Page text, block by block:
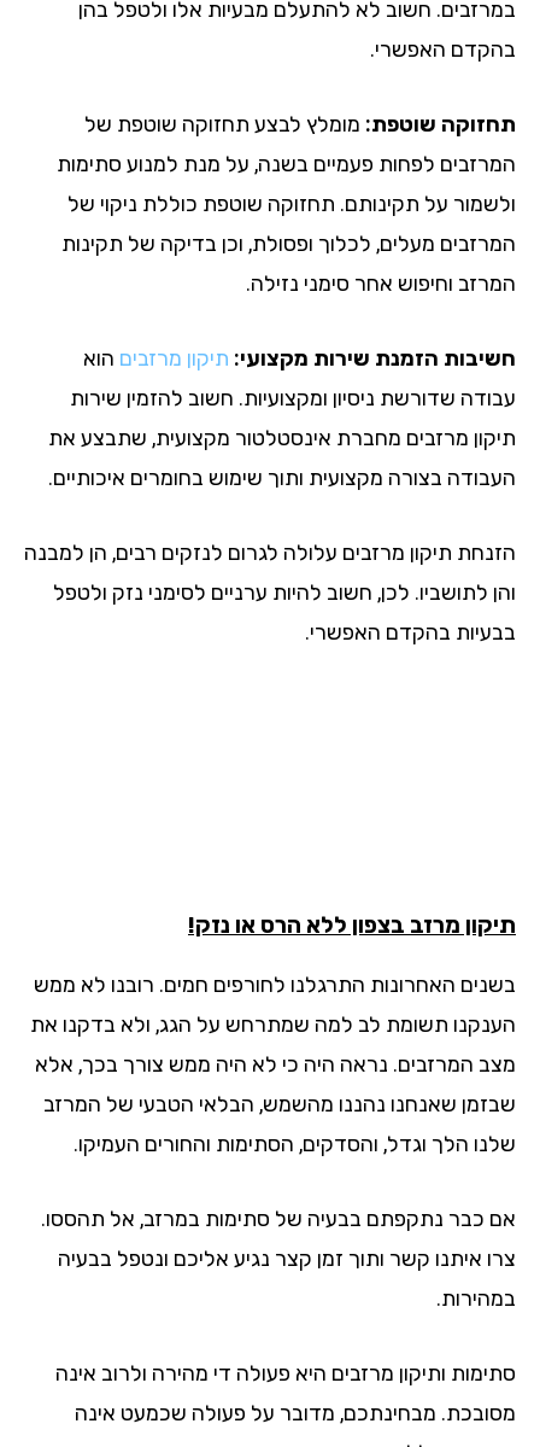
חשוב לא להתעלם מבעיות אלו ולטפל בהן
האפשרי.
שוטפת:מומלץ לבצע תחזוקה שוטפת של
לפחות פעמיים בשנה, על מנת למנוע סתימות
על תקינותם. תחזוקה שוטפת כוללת ניקוי של
מעלים, לכלוך ופסולת, וכן בדיקה של תקינות
וחיפוש אחר סימני נזילה.
הזמנת שירות מקצועי:תיקון מרזביםהוא
שדורשת ניסיון ומקצועיות. חשוב להזמין שירות
מרזבים מחברת אינסטלטור מקצועית, שתבצע את
בצורה מקצועית ותוך שימוש בחומרים איכותיים.
תיקון מרזבים עלולה לגרום לנזקים רבים, הן למבנה
לתושביו. לכן, חשוב להיות ערניים לסימני נזק ולטפל
בהקדם האפשרי.
מרזב בצפון ללא הרס או נזק!
האחרונות התרגלנו לחורפים חמים. רובנו לא ממש
תשומת לב למה שמתרחש על הגג, ולא בדקנו את
המרזבים. נראה היה כי לא היה ממש צורך בכך, אלא
שאנחנו נהננו מהשמש, הבלאי הטבעי של המרזב
הלך וגדל, והסדקים, הסתימות והחורים העמיקו.
כבר נתקפתם בבעיה של סתימות במרזב, אל תהססו.
איתנו קשר ותוך זמן קצר נגיע אליכם ונטפל בבעיה
ותיקון מרזבים היא פעולה די מהירה ולרוב אינה
מבחינתכם, מדובר על פעולה שכמעט אינה